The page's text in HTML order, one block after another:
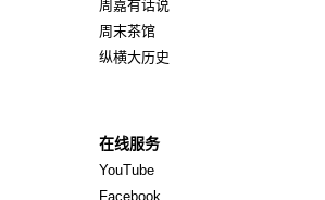
周嘉有话说
周末茶馆
纵横大历史
在线服务
YouTube
Facebook